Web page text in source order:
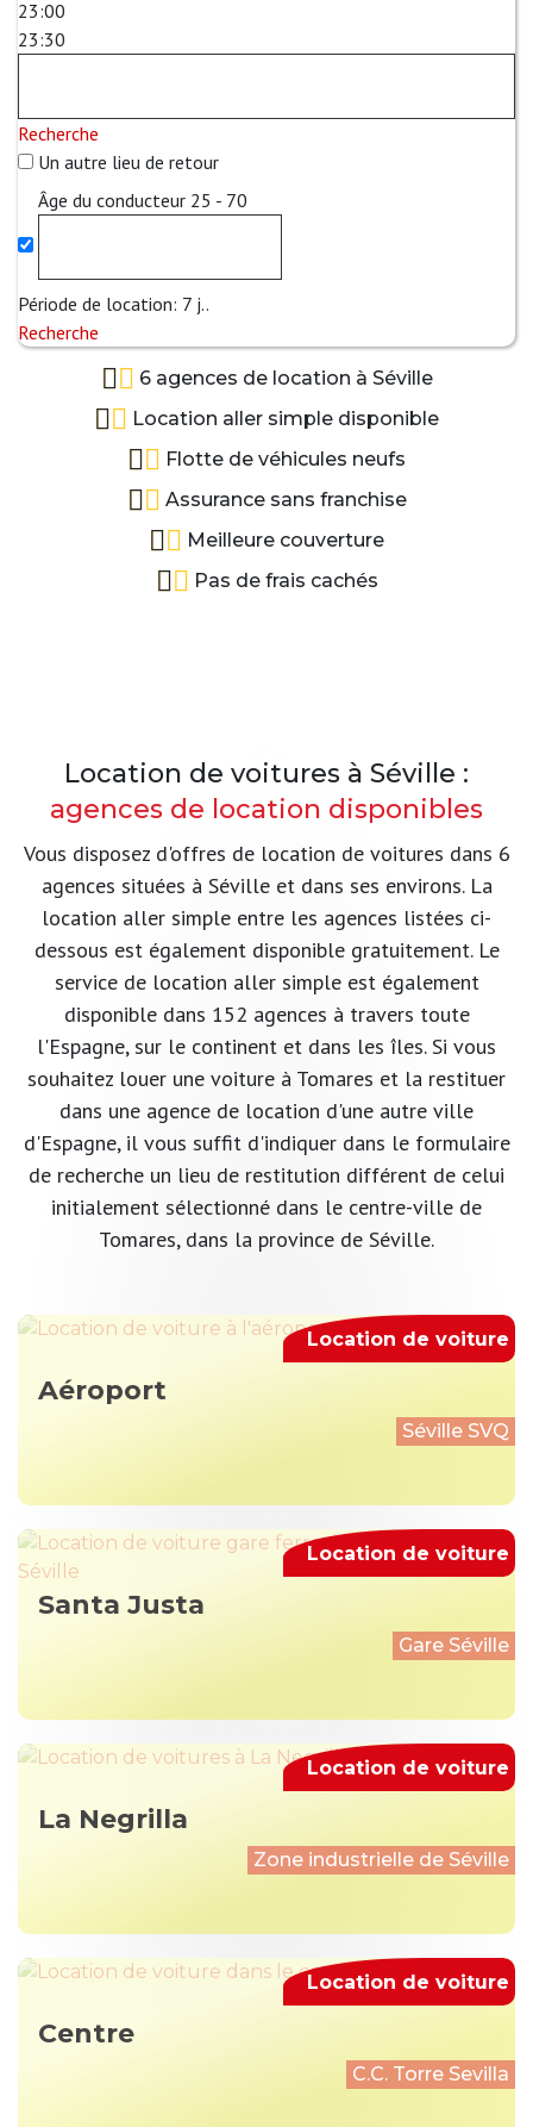
23:00
23:30
Recherche
Un autre lieu de retour
Âge du conducteur 25 - 70
Période de location: 7 j..
Recherche
6 agences de location à Séville
Location aller simple disponible
Flotte de véhicules neufs
Assurance sans franchise
Meilleure couverture
Pas de frais cachés
Location de voitures à Séville :
agences de location disponibles
Vous disposez d'offres de location de voitures dans 6
agences situées à Séville et dans ses environs. La
location aller simple entre les agences listées ci-
dessous est également disponible gratuitement. Le
service de location aller simple est également
disponible dans 152 agences à travers toute
l'Espagne, sur le continent et dans les îles. Si vous
souhaitez louer une voiture à Tomares et la restituer
dans une agence de location d'une autre ville
d'Espagne, il vous suffit d'indiquer dans le formulaire
de recherche un lieu de restitution différent de celui
initialement sélectionné dans le centre-ville de
Tomares, dans la province de Séville.
Aéroport
Séville SVQ
Location de voiture
Santa Justa
Gare Séville
Location de voiture
La Negrilla
Zone industrielle de Séville
Location de voiture
Centre
C.С. Torre Sevilla
Location de voiture